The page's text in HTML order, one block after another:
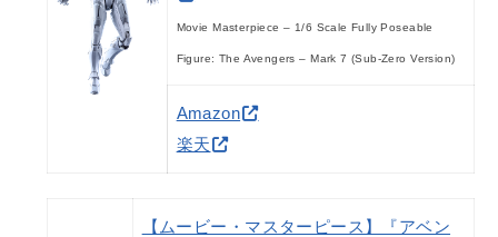
Movie Masterpiece – 1/6 Scale Fully Poseable
Figure: The Avengers – Mark 7 (Sub-Zero Version)
Amazon
楽天
【ムービー・マスターピース】『アベン